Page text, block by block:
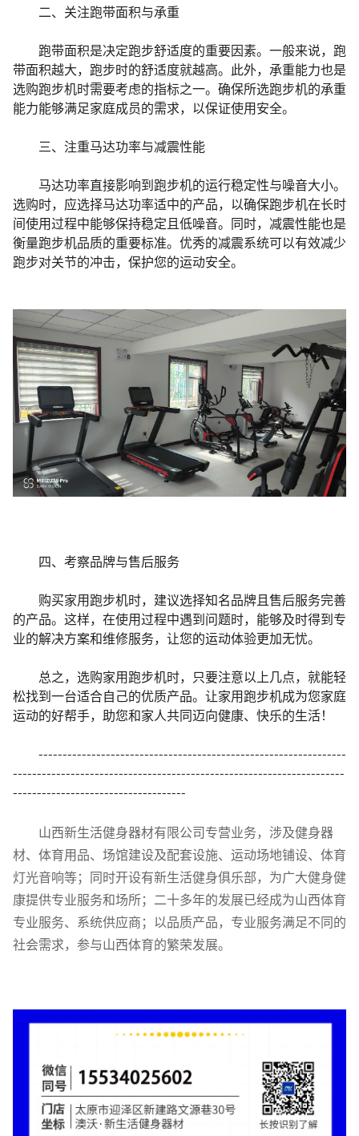
联系我们
二、关注跑带面积与承重
跑带面积是决定跑步舒适度的重要因素。一般来说，跑
带面积越大，跑步时的舒适度就越高。此外，承重能力也是
选购跑步机时需要考虑的指标之一。确保所选跑步机的承重
能力能够满足家庭成员的需求，以保证使用安全。
三、注重马达功率与减震性能
马达功率直接影响到跑步机的运行稳定性与噪音大小。
选购时，应选择马达功率适中的产品，以确保跑步机在长时
间使用过程中能够保持稳定且低噪音。同时，减震性能也是
衡量跑步机品质的重要标准。优秀的减震系统可以有效减少
跑步对关节的冲击，保护您的运动安全。
四、考察品牌与售后服务
购买家用跑步机时，建议选择知名品牌且售后服务完善
的产品。这样，在使用过程中遇到问题时，能够及时得到专
业的解决方案和维修服务，让您的运动体验更加无忧。
总之，选购家用跑步机时，只要注意以上几点，就能轻
松找到一台适合自己的优质产品。让家用跑步机成为您家庭
运动的好帮手，助您和家人共同迈向健康、快乐的生活！
----------------------------------------------------------------
---------------------------------------------------------------------
------------------------------------
山西新生活健身器材有限公司专营业务，涉及健身器
材、体育用品、场馆建设及配套设施、运动场地铺设、体育
灯光音响等；同时开设有新生活健身俱乐部，为广大健身健
康提供专业服务和场所；二十多年的发展已经成为山西体育
专业服务、系统供应商；以品质产品，专业服务满足不同的
社会需求，参与山西体育的繁荣发展。